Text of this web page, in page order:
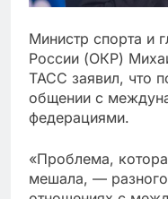
Министр спорта и
России (ОКР)
ТАСС заявил, что
общении с
федерациями.
«Проблема,
мешала, —